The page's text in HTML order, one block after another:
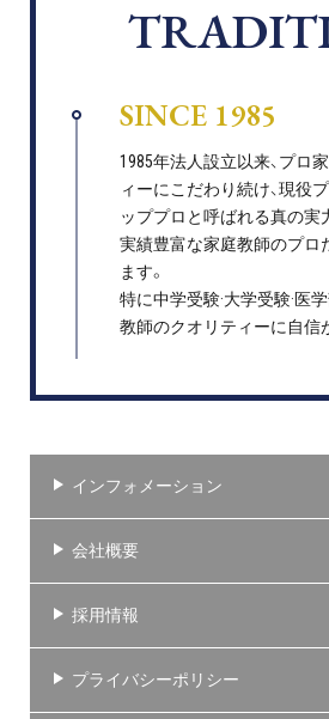
SINCE 1985
1985年法人設立以来、プロ
ィーにこだわり続け、現役
ッププロと呼ばれる真の実
実績豊富な家庭教師のプロ
ます。
特に中学受験·大学受験·医
教師のクオリティーに自信
インフォメーション
会社概要
採用情報
プライバシーポリシー